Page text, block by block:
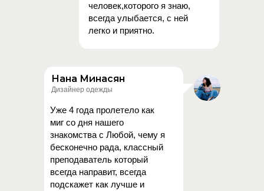
человек,которого я знаю,
всегда улыбается, с ней
легко и приятно.
Нана Минасян
Дизайнер одежды
Уже 4 года пролетело как
миг со дня нашего
знакомства с Любой, чему я
бесконечно рада, классный
преподаватель который
всегда направит, всегда
подскажет как лучше и